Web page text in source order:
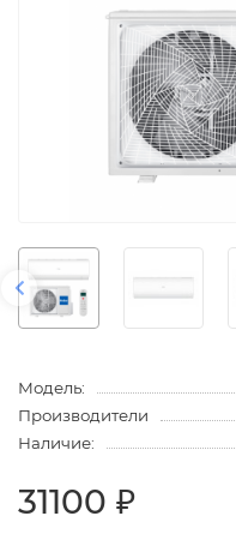
Модель:
Производители
Наличие:
31100 ₽